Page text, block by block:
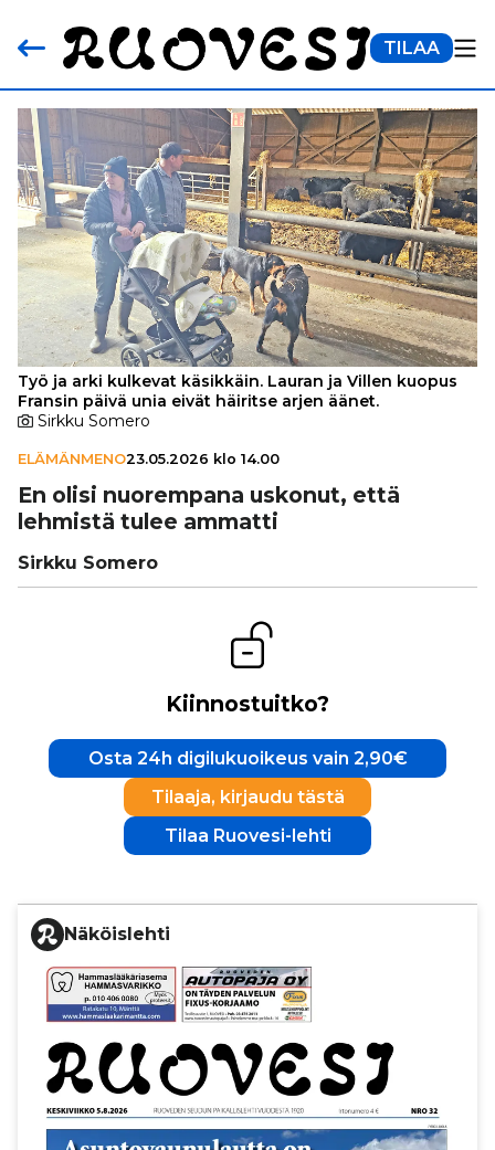
TILAA
Työ ja arki kulkevat käsikkäin. Lauran ja Villen kuopus
Fransin päivä unia eivät häiritse arjen äänet.
Sirkku Somero
ELÄMÄNMENO23.05.2026 klo 14.00
En olisi nuo­rem­pana uskonut, että
lehmistä tulee ammatti
Sirkku Somero
Kiinnostuitko?
Osta 24h digilukuoikeus vain 2,90€
Tilaaja, kirjaudu tästä
Tilaa Ruovesi-lehti
Näköislehti